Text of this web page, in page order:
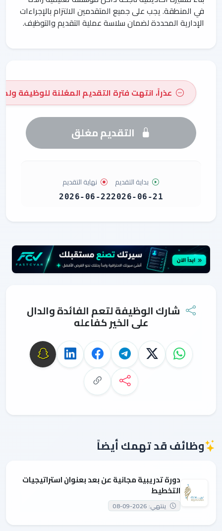
في المنطقة. يجب على جميع المتقدمين الالتزام بالإجراءات
الإدارية المحددة لضمان سلاسة عملية التقديم والتوظيف.
عذراً، انتهت فترة التقديم المعُلنة للوظيفة
التقديم مغلق
بداية التقديم
2026-06-21
نهاية التقديم
2026-06-22
شارك الوظيفة لتعم الفائدة والدال
على الخير كفاعله
وظائف قد تهمك أيضاً
دورة تدريبية مجانية عن بعد بعنوان استراتيجيات
التخطيط
ينتهي: 2026-09-08